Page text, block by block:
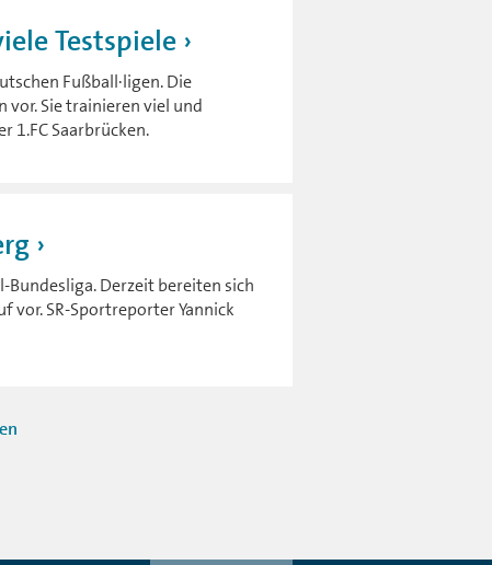
Testspiele
Fußball·ligen. Die
vor. Sie trainieren viel und
1.FC Saarbrücken.
Bundesliga. Derzeit bereiten sich
vor. SR-Sportreporter Yannick